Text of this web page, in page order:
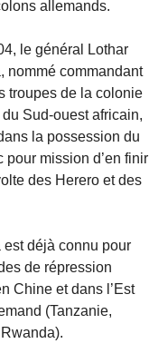
allemands.
le général Lothar
nommé commandant
troupes de la colonie
Sud-ouest africain,
la possession du
pour mission d’en finir
des Herero et des
est déjà connu pour
de répression
Chine et dans l’Est
(Tanzanie,